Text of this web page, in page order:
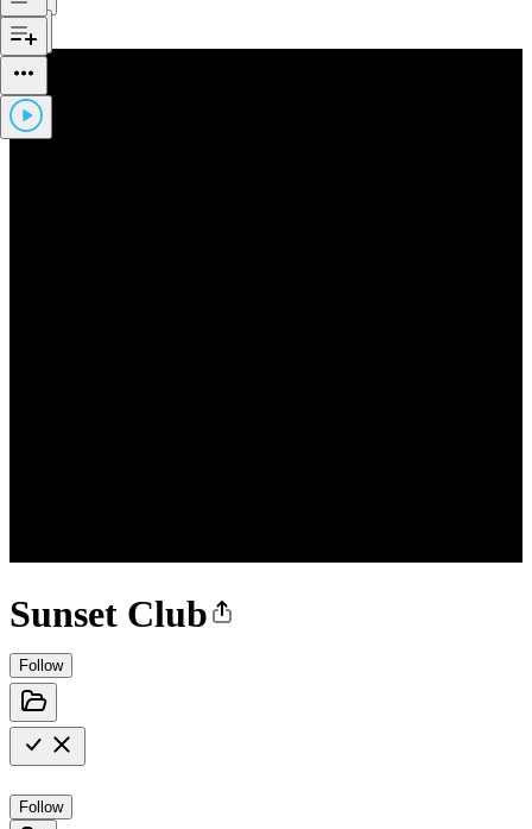
Sunset Club
Follow
Follow